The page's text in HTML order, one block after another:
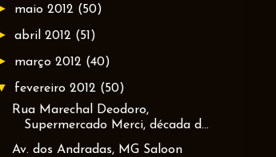
maio 2012 (50)
abril 2012 (51)
março 2012 (40)
fevereiro 2012 (50)
Rua Marechal Deodoro,
Supermercado Merci, década d...
Av. dos Andradas, MG Saloon